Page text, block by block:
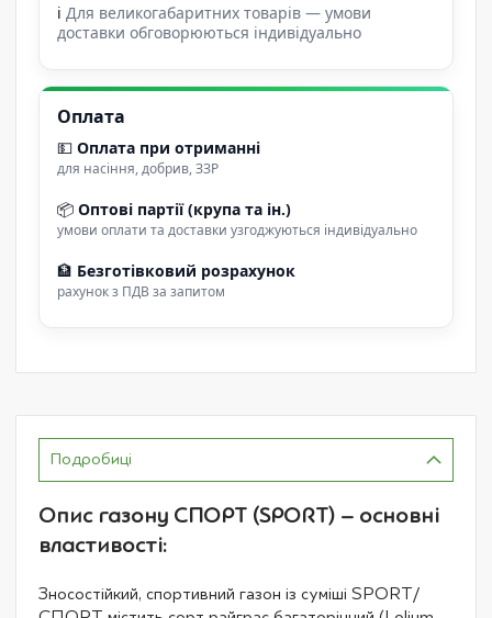
ℹ Для великогабаритних товарів — умови
доставки обговорюються індивідуально
Оплата
💵 Оплата при отриманні
для насіння, добрив, ЗЗР
📦 Оптові партії (крупа та ін.)
умови оплати та доставки узгоджуються індивідуально
🏦 Безготівковий розрахунок
рахунок з ПДВ за запитом
Подробиці
Опис газону СПОРТ (SPORT) – основні
властивості:
Зносостійкий, спортивний газон із суміші SPORT/